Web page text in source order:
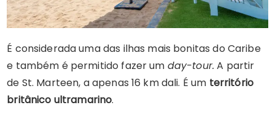
É considerada uma das ilhas mais bonitas do Caribe
e também é permitido fazer um day-tour. A partir
de St. Marteen, a apenas 16 km dali. É um território
britânico ultramarino.